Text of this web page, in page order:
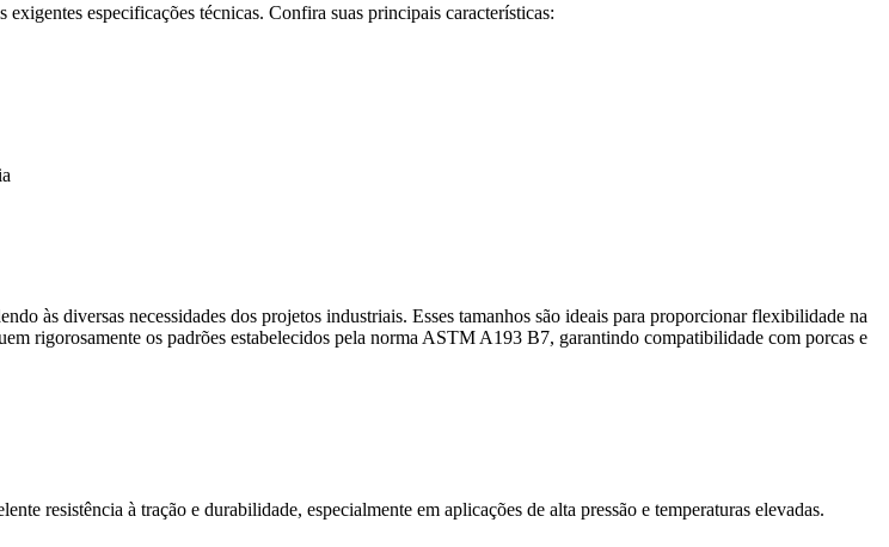
especificações técnicas. Confira suas principais características:
às diversas necessidades dos projetos industriais. Esses tamanhos são ideais para proporcionar flexibilidade na
rigorosamente os padrões estabelecidos pela norma ASTM A193 B7, garantindo compatibilidade com porcas e
resistência à tração e durabilidade, especialmente em aplicações de alta pressão e temperaturas elevadas.